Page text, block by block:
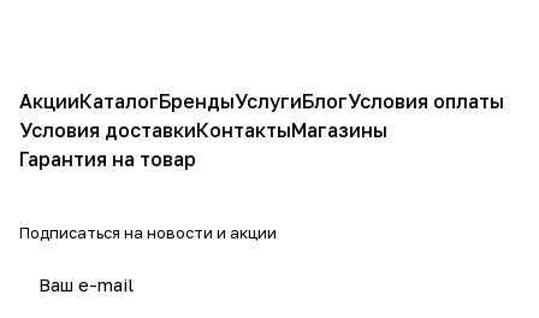
АкцииКаталогБрендыУслугиБлогУсловия оплаты
Условия доставкиКонтактыМагазины
Гарантия на товар
Подписаться на новости и акции